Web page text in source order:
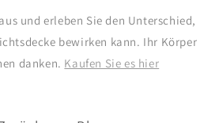
und erleben Sie den Unterschied,
bewirken kann. Ihr Körper
danken. Kaufen Sie es hier